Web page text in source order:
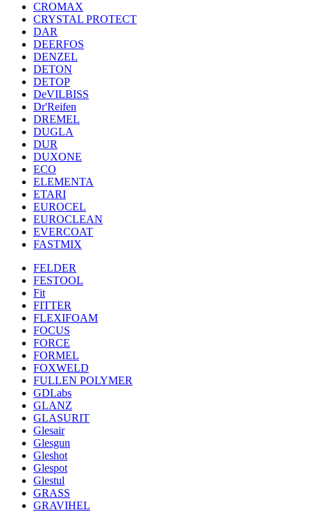
CROMAX
CRYSTAL PROTECT
DAR
DEERFOS
DENZEL
DETON
DETOP
DeVILBISS
Dr'Reifen
DREMEL
DUGLA
DUR
DUXONE
ECO
ELEMENTA
ETARI
EUROCEL
EUROCLEAN
EVERCOAT
FASTMIX
FELDER
FESTOOL
Fit
FITTER
FLEXIFOAM
FOCUS
FORCE
FORMEL
FOXWELD
FULLEN POLYMER
GDLabs
GLANZ
GLASURIT
Glesair
Glesgun
Gleshot
Glespot
Glestul
GRASS
GRAVIHEL